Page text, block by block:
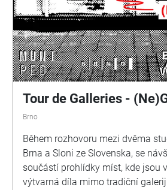
Tour de Galleries -
Brno
Během rozhovoru mezi dvěma
Brna a Sloni ze Slovenska, se
součástí prohlídky míst, kde jsou
výtvarná díla mimo tradiční